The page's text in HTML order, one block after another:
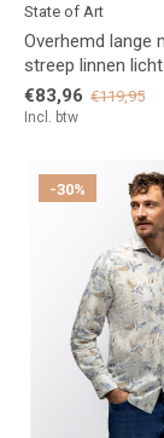
State of Art
Overhemd lange
streep linnen
€83,96 €119,95
Incl. btw
-30%